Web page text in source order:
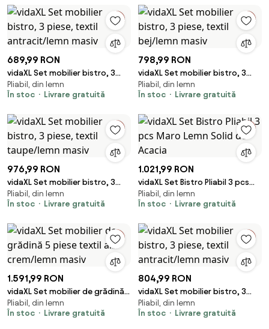
689,99 RON
vidaXL Set mobilier bistro, 3
piese, textil antracit/lemn
masiv
Pliabil, din lemn
În stoc
Livrare gratuită
798,99 RON
vidaXL Set mobilier bistro, 3
piese, textil bej/lemn masiv
Pliabil, din lemn
În stoc
Livrare gratuită
976,99 RON
vidaXL Set mobilier bistro, 3
piese, textil taupe/lemn masiv
Pliabil, din lemn
În stoc
Livrare gratuită
1.021,99 RON
vidaXL Set Bistro Pliabil 3 pcs
Maro Lemn Solid de Acacia
Pliabil, din lemn
În stoc
Livrare gratuită
1.591,99 RON
vidaXL Set mobilier de grădină 5
piese textil alb crem/lemn
masiv
Pliabil, din lemn
În stoc
Livrare gratuită
804,99 RON
vidaXL Set mobilier bistro, 3
piese, textil antracit/lemn
masiv
Pliabil, din lemn
În stoc
Livrare gratuită